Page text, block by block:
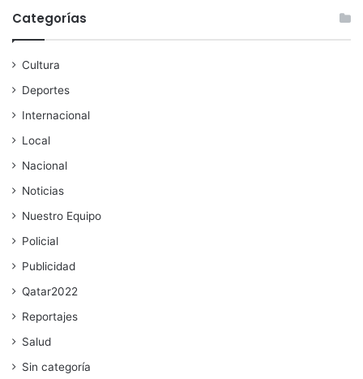
Categorías
Cultura
Deportes
Internacional
Local
Nacional
Noticias
Nuestro Equipo
Policial
Publicidad
Qatar2022
Reportajes
Salud
Sin categoría